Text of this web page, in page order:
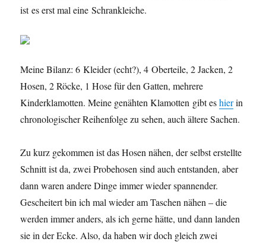
ist es erst mal eine Schrankleiche.
Meine Bilanz: 6 Kleider (echt?), 4 Oberteile, 2 Jacken, 2
Hosen, 2 Röcke, 1 Hose für den Gatten, mehrere
Kinderklamotten. Meine genähten Klamotten gibt eshierin
chronologischer Reihenfolge zu sehen, auch ältere Sachen.
Zu kurz gekommen ist das Hosen nähen, der selbst erstellte
Schnitt ist da, zwei Probehosen sind auch entstanden, aber
dann waren andere Dinge immer wieder spannender.
Gescheitert bin ich mal wieder am Taschen nähen – die
werden immer anders, als ich gerne hätte, und dann landen
sie in der Ecke. Also, da haben wir doch gleich zwei